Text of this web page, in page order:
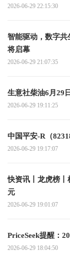
2026-06-29 22:15:30
智能驱动，数字共
将启幕
2026-06-29 21:07:35
生意社柴油6月29
2026-06-29 19:11:25
中国平安-R（
2026-06-29 19:17:07
快资讯丨龙虎榜丨
元
2026-06-29 19:01:07
PriceSeek提醒：
2026-06-29 18:04:50